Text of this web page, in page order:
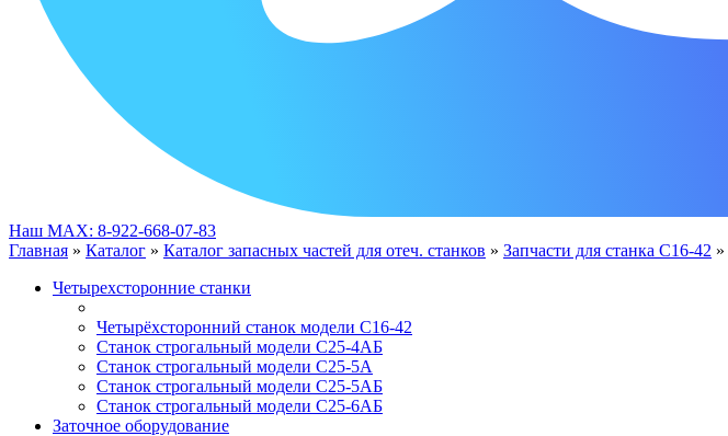
Наш MAX: 8-922-668-07-83
Главная » Каталог » Каталог запасных частей для отеч. станков » Запчасти для станка С16-42 »
Четырехсторонние станки
Четырёхсторонний станок модели С16-42
Станок строгальный модели С25-4АБ
Станок строгальный модели С25-5А
Станок строгальный модели С25-5АБ
Станок строгальный модели С25-6AБ
Заточное оборудование